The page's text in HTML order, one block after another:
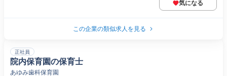
気になる
この企業の類似求人を見る
正社員
院内保育園の保育士
あゆみ歯科保育園